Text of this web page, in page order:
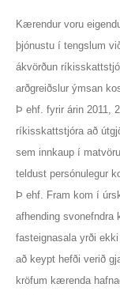
Kærendur voru
þjónustu í tengslum
ákvörðun
arðgreiðslur ýmsan
Þ ehf. fyrir árin 2011,
ríkisskattstjóra að
sem innkaup í
teldust persónulegur
Þ ehf. Fram kom í
afhending svonefndra
fasteignasala yrði
að keypt hefði verið
kröfum kærenda